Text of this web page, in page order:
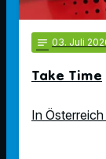
notes 03. Juli
Take Time
In